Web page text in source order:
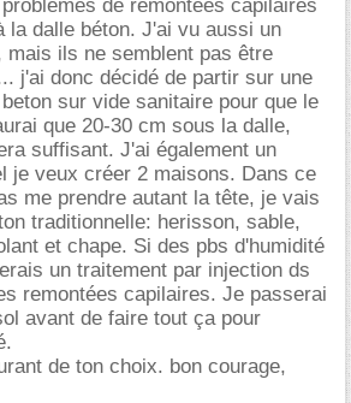
de remontées capilaires
la dalle béton. J'ai vu aussi un
mais ils ne semblent pas être
j'ai donc décidé de partir sur une
sur vide sanitaire pour que le
que 20-30 cm sous la dalle,
suffisant. J'ai également un
je veux créer 2 maisons. Dans ce
me prendre autant la tête, je vais
traditionnelle: herisson, sable,
et chape. Si des pbs d'humidité
un traitement par injection ds
remontées capilaires. Je passerai
avant de faire tout ça pour
de ton choix. bon courage,